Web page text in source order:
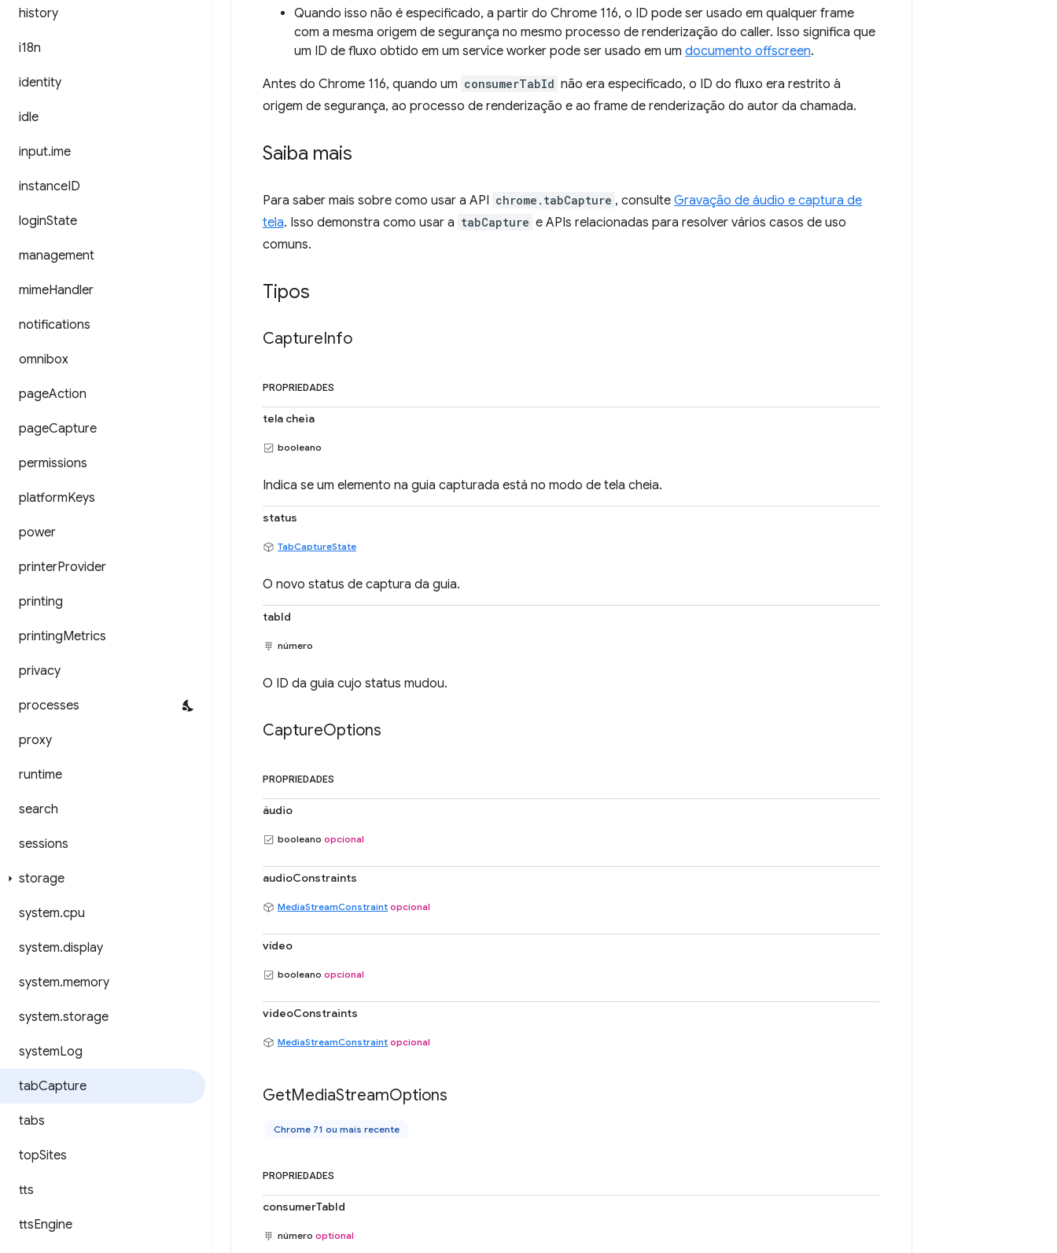
history
i18n
identity
idle
input.ime
instanceID
loginState
management
mimeHandler
notifications
omnibox
pageAction
pageCapture
permissions
platformKeys
power
printerProvider
printing
printingMetrics
privacy
processes
proxy
runtime
search
sessions
storage
system.cpu
system.display
system.memory
system.storage
systemLog
tabCapture
tabs
topSites
tts
ttsEngine
Quando isso não é especificado, a partir do Chrome 116, o ID pode ser usado em qualquer frame
com a mesma origem de segurança no mesmo processo de renderização do caller. Isso significa que
um ID de fluxo obtido em um service worker pode ser usado em um documento offscreen.
Antes do Chrome 116, quando um consumerTabId não era especificado, o ID do fluxo era restrito à
origem de segurança, ao processo de renderização e ao frame de renderização do autor da chamada.
Saiba mais
Para saber mais sobre como usar a API chrome.tabCapture , consulte Gravação de áudio e captura de
tela. Isso demonstra como usar a tabCapture e APIs relacionadas para resolver vários casos de uso
comuns.
Tipos
CaptureInfo
PROPRIEDADES
tela cheia
booleano
Indica se um elemento na guia capturada está no modo de tela cheia.
status
TabCaptureState
O novo status de captura da guia.
tabId
número
O ID da guia cujo status mudou.
CaptureOptions
PROPRIEDADES
áudio
booleano opcional
audioConstraints
MediaStreamConstraint opcional
vídeo
booleano opcional
videoConstraints
MediaStreamConstraint opcional
GetMediaStreamOptions
Chrome 71 ou mais recente
PROPRIEDADES
consumerTabId
número optional